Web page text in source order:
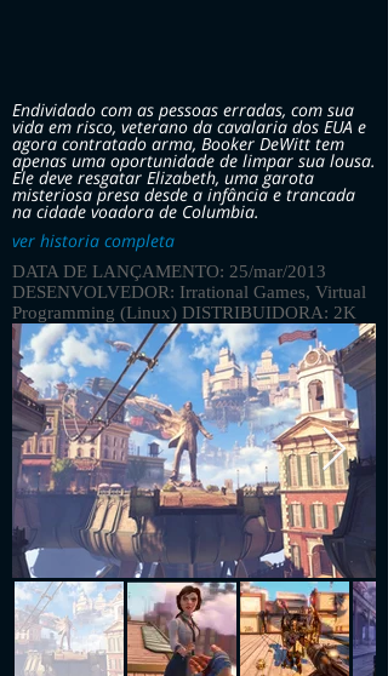
Endividado com as pessoas erradas, com sua
vida em risco, veterano da cavalaria dos EUA e
agora contratado arma, Booker DeWitt tem
apenas uma oportunidade de limpar sua lousa.
Ele deve resgatar Elizabeth, uma garota
misteriosa presa desde a infância e trancada
na cidade voadora de Columbia.
ver historia completa
DATA DE LANÇAMENTO: 25/mar/2013
DESENVOLVEDOR: Irrational Games, Virtual
Programming (Linux) DISTRIBUIDORA: 2K